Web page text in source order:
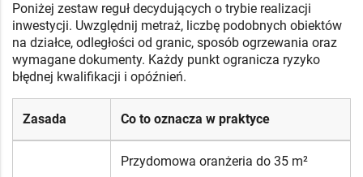
Poniżej zestaw reguł decydujących o trybie realizacji
inwestycji. Uwzględnij metraż, liczbę podobnych obiektów
na działce, odległości od granic, sposób ogrzewania oraz
wymagane dokumenty. Każdy punkt ogranicza ryzyko
błędnej kwalifikacji i opóźnień.
Zasada Co to oznacza w praktyce
Przydomowa oranżeria do 35 m²